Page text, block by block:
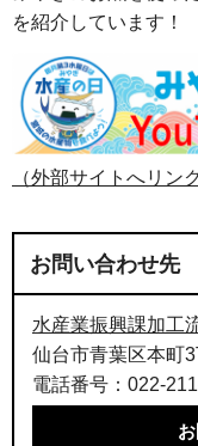
を紹介しています！
（外部サイトへリンク
お問い合わせ先
水産業振興課加工
仙台市青葉区本町
電話番号：022-